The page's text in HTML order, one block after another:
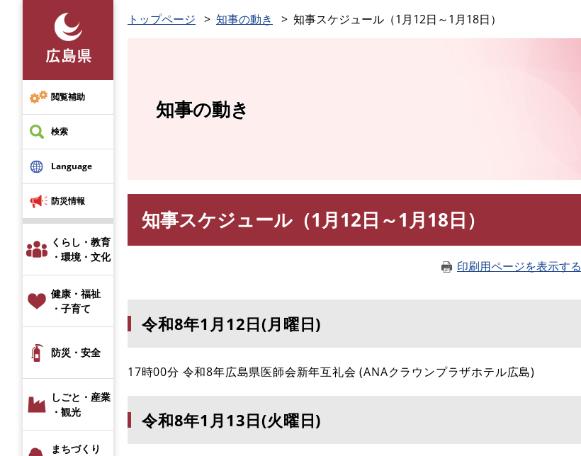
先
頭
で
す
閲覧補助
検索
Language
防災情報
くらし・教育
・環境・文化
健康・福祉
・子育て
防災・安全
しごと・産業
・観光
まちづくり
トップページ 知事の動き 知事スケジュール（1月12日～1月18日）
知事の動き
知事スケジュール（1月12日～1月18日）
印刷用ページを表示する
令和8年1月12日(月曜日)
17時00分 令和8年広島県医師会新年互礼会 (ANAクラウンプラザホテル広島)
令和8年1月13日(火曜日)